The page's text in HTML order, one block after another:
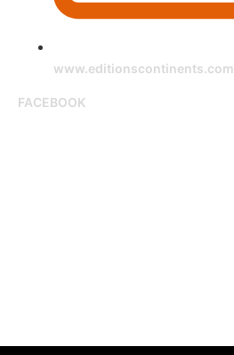
www.editionscontinents.com
FACEBOOK